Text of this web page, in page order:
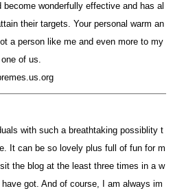
wonderfully effective and has al
their targets. Your personal warm an
a person like me and even more to my
of us.
with such a breathtaking possiblity t
It can be so lovely plus full of fun for m
the blog at the least three times in a w
got. And of course, I am always im